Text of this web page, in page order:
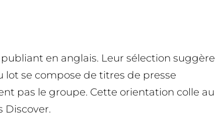
en anglais. Leur sélection suggère
se compose de titres de presse
pas le groupe. Cette orientation colle au
Discover.